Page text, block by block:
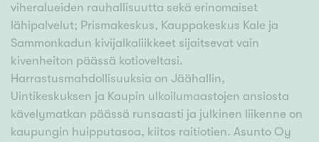
viheralueiden rauhallisuutta sekä erinomaiset
lähipalvelut; Prismakeskus, Kauppakeskus Kale ja
Sammonkadun kivijalkaliikkeet sijaitsevat vain
kivenheiton päässä kotioveltasi.
Harrastusmahdollisuuksia on Jäähallin,
Uintikeskuksen ja Kaupin ulkoilumaastojen ansiosta
kävelymatkan päässä runsaasti ja julkinen liikenne on
kaupungin huipputasoa, kiitos raitiotien. Asunto Oy